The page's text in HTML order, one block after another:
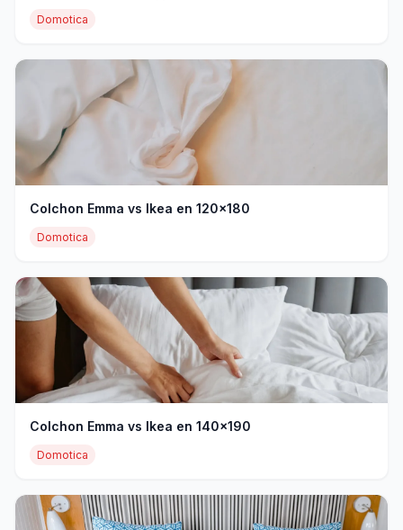
Domotica
Colchon Emma vs Ikea en 120x180
Domotica
Colchon Emma vs Ikea en 140x190
Domotica